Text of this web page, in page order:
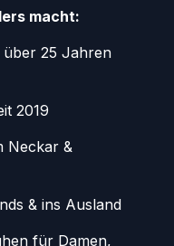
macht:
25 Jahren
2019
Neckar &
& ins Ausland
für Damen,